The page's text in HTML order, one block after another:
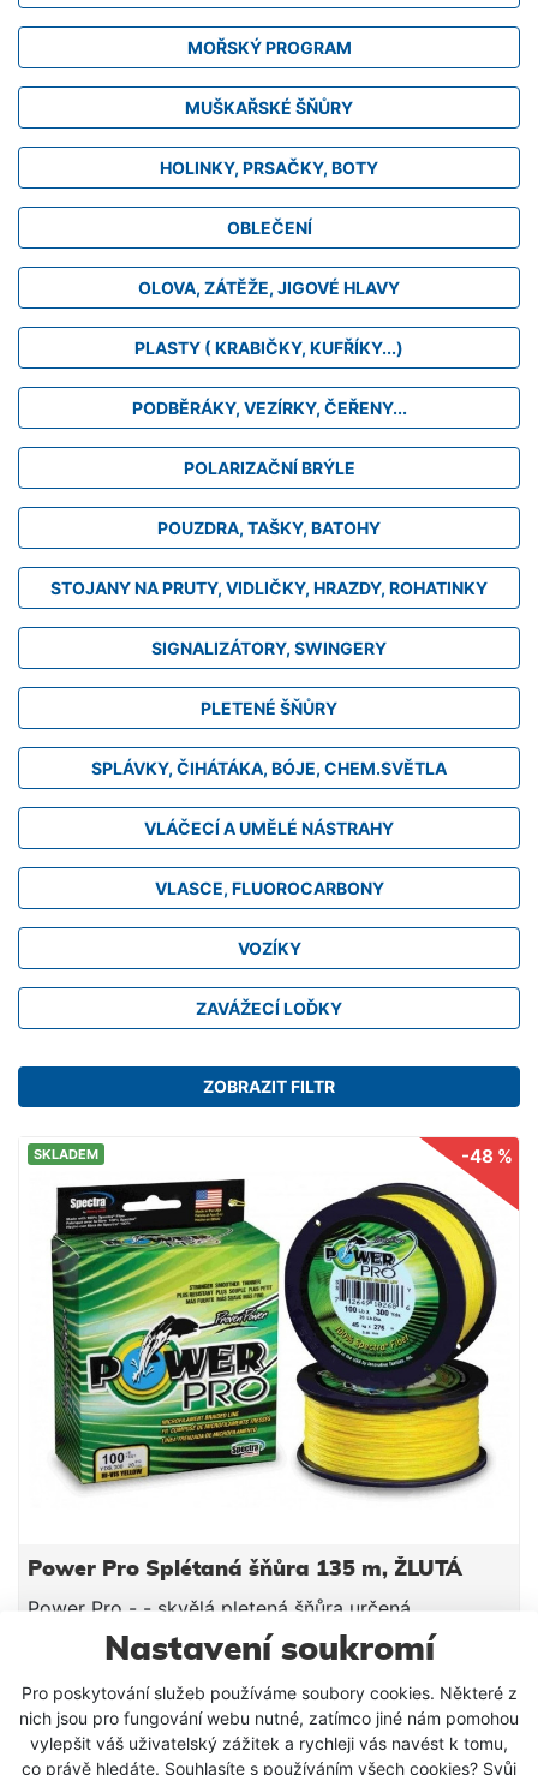
Nastavení soukromí
Pro poskytování služeb používáme soubory cookies. Některé z
nich jsou pro fungování webu nutné, zatímco jiné nám pomohou
vylepšit váš uživatelský zážitek a rychleji vás navést k tomu,
co právě hledáte. Souhlasíte s používáním všech cookies? Svůj
MOŘSKÝ PROGRAM
MUŠKAŘSKÉ ŠŇŮRY
HOLINKY, PRSAČKY, BOTY
OBLEČENÍ
OLOVA, ZÁTĚŽE, JIGOVÉ HLAVY
PLASTY ( KRABIČKY, KUFŘÍKY...)
PODBĚRÁKY, VEZÍRKY, ČEŘENY...
POLARIZAČNÍ BRÝLE
POUZDRA, TAŠKY, BATOHY
STOJANY NA PRUTY, VIDLIČKY, HRAZDY, ROHATINKY
SIGNALIZÁTORY, SWINGERY
PLETENÉ ŠŇŮRY
SPLÁVKY, ČIHÁTÁKA, BÓJE, CHEM.SVĚTLA
VLÁČECÍ A UMĚLÉ NÁSTRAHY
VLASCE, FLUOROCARBONY
VOZÍKY
ZAVÁŽECÍ LOĎKY
ZOBRAZIT FILTR
-48 %
SKLADEM
Power Pro Splétaná šňůra 135 m, ŽLUTÁ
Power Pro - - skvělá pletená šňůra určená
především pro lov přívlačí. Kulatý profil, tmavě
zelená barva, nulová průtažnost a vysoká pevnost v
uzlu, jsou přednosti, které v kombinaci s příznivou
cenou hovoří jednoznačně pro volbu značky
PowerPro. Praktická krabička se systémem EZ spool
Vám navíc velice usnadní návin. Tento průměr je
od309 Kč
DETAIL PRODUKTU